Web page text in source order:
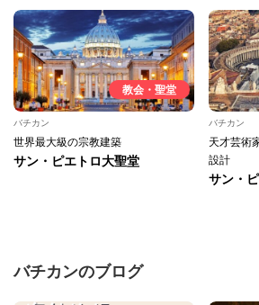
教会・聖堂
バチカン
世界最大級の宗教建築
サン・ピエトロ大聖堂
バチカン
天才芸術
設計
サン・
バチカンのブログ